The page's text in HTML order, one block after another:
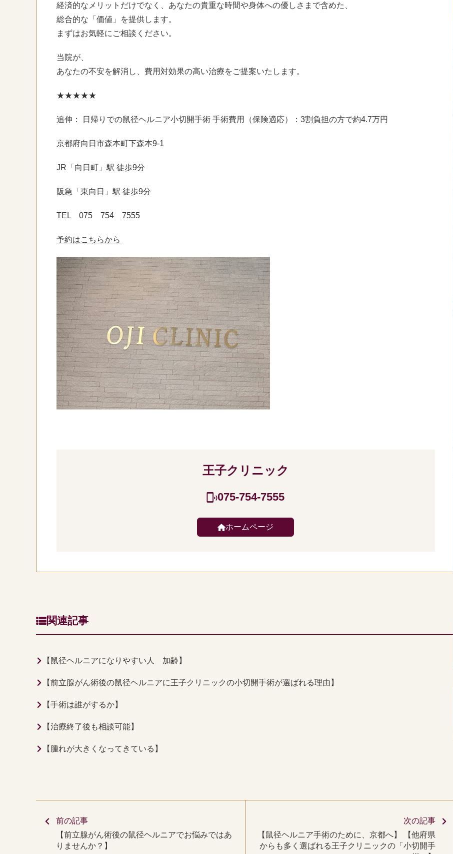
経済的なメリットだけでなく、あなたの貴重な時間や身体への優しさまで含めた、
総合的な「価値」を提供します。
まずはお気軽にご相談ください。
当院が、
あなたの不安を解消し、費用対効果の高い治療をご提案いたします。
★★★★★
追伸： 日帰りでの鼠径ヘルニア小切開手術 手術費用（保険適応）：3割負担の方で約4.7万円
京都府向日市森本町下森本9-1
JR「向日町」駅 徒歩9分
阪急「東向日」駅 徒歩9分
TEL 075 754 7555
予約はこちらから
王子クリニック
075-754-7555
ホームページ
関連記事
【鼠径ヘルニアになりやすい人 加齢】
【前立腺がん術後の鼠径ヘルニアに王子クリニックの小切開手術が選ばれる理由】
【手術は誰がするか】
【治療終了後も相談可能】
【腫れが大きくなってきている】
前の記事
【前立腺がん術後の鼠径ヘルニアでお悩みではあ
りませんか？】
次の記事
【鼠径ヘルニア手術のために、京都へ】 【他府県
からも多く選ばれる王子クリニックの「小切開手